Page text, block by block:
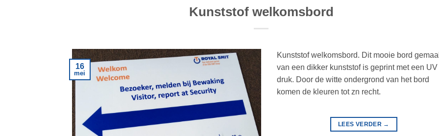
Kunststof welkomsbord
16
mei
Kunststof welkomsbord. Dit mooie bord
van een dikker kunststof is geprint met een UV
druk. Door de witte ondergrond van het bord
komen de kleuren tot zn recht.
LEES VERDER →